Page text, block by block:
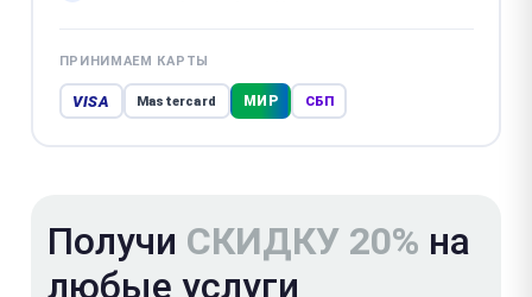
ПРИНИМАЕМ КАРТЫ
VISA Mastercard МИР СБП
Получи СКИДКУ 20% на
любые услуги